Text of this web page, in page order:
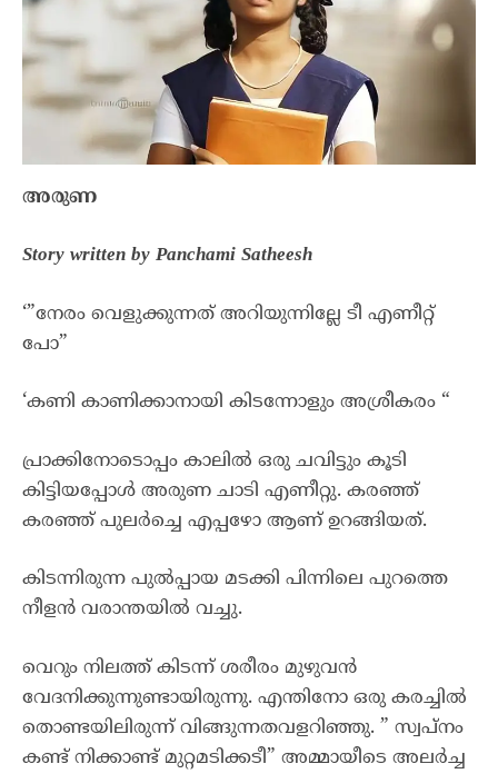
അരുണ
Story written by Panchami Satheesh
‘”നേരം വെളുക്കുന്നത് അറിയുന്നില്ലേ ടീ എണീറ്റ്
പോ”
‘കണി കാണിക്കാനായി കിടന്നോളും അശ്രീകരം “
പ്രാക്കിനോടൊപ്പം കാലിൽ ഒരു ചവിട്ടും കൂടി
കിട്ടിയപ്പോൾ അരുണ ചാടി എണീറ്റു. കരഞ്ഞ്
കരഞ്ഞ് പുലർച്ചെ എപ്പഴോ ആണ് ഉറങ്ങിയത്.
കിടന്നിരുന്ന പുൽപ്പായ മടക്കി പിന്നിലെ പുറത്തെ
നീളൻ വരാന്തയിൽ വച്ചു.
വെറും നിലത്ത് കിടന്ന് ശരീരം മുഴുവൻ
വേദനിക്കുന്നുണ്ടായിരുന്നു. എന്തിനോ ഒരു കരച്ചിൽ
തൊണ്ടയിലിരുന്ന് വിങ്ങുന്നതവളറിഞ്ഞു. ” സ്വപ്നം
കണ്ട് നിക്കാണ്ട് മുറ്റമടിക്കടീ” അമ്മായീടെ അലർച്ച